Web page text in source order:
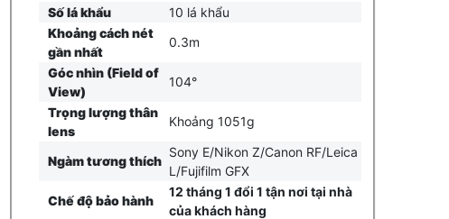
Số lá khẩu
10 lá khẩu
Khoảng cách nét
gần nhất
0.3m
Góc nhìn (Field of
View)
104°
Trọng lượng thân
lens
Khoảng 1051g
Ngàm tương thích
Sony E/Nikon Z/Canon RF/Leica
L/Fujifilm GFX
Chế độ bảo hành
12 tháng 1 đổi 1 tận nơi tại nhà
của khách hàng